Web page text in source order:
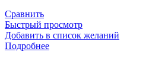
Сравнить
Быстрый просмотр
Добавить в список желаний
Подробнее